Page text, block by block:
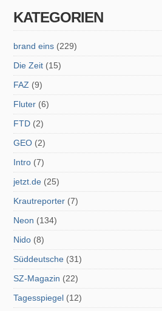
KATEGORIEN
brand eins (229)
Die Zeit (15)
FAZ (9)
Fluter (6)
FTD (2)
GEO (2)
Intro (7)
jetzt.de (25)
Krautreporter (7)
Neon (134)
Nido (8)
Süddeutsche (31)
SZ-Magazin (22)
Tagesspiegel (12)